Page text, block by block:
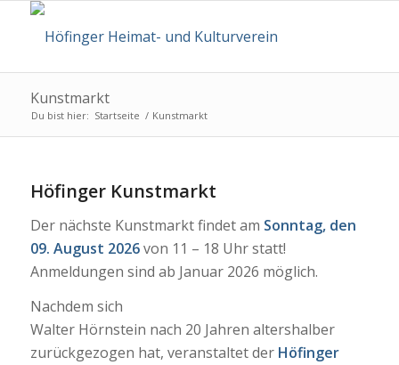
Kunstmarkt
Du bist hier: Startseite / Kunstmarkt
Höfinger Kunstmarkt
Der nächste Kunstmarkt findet am Sonntag, den
09. August 2026von 11 – 18 Uhr statt!
Anmeldungen sind ab Januar 2026 möglich.
Nachdem sich
Walter Hörnstein nach 20 Jahren altershalber
zurückgezogen hat, veranstaltet der Höfinger